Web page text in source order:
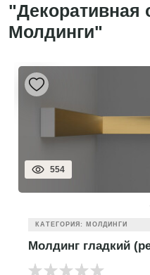
"Декоративная
Молдинги"
554
КАТЕГОРИЯ: МОЛДИНГИ
Молдинг гладкий